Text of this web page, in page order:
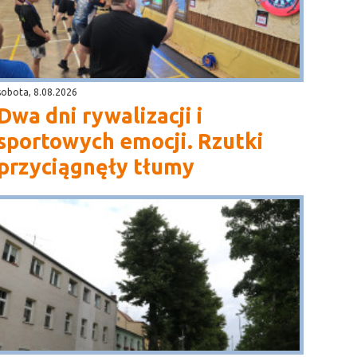
8.08.2026
dni rywalizacji i
emocji. Rzutki
tłumy